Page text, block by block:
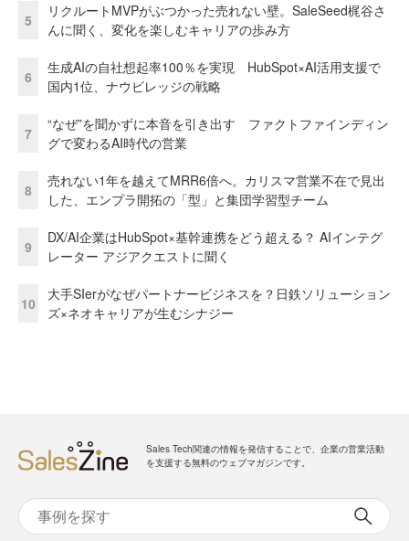
5
リクルートMVPがぶつかった売れない壁。SaleSeed梶谷さ
んに聞く、変化を楽しむキャリアの歩み方
6
生成AIの自社想起率100％を実現 HubSpot×AI活用支援で
国内1位、ナウビレッジの戦略
7
“なぜ”を聞かずに本音を引き出す ファクトファインディン
グで変わるAI時代の営業
8
売れない1年を越えてMRR6倍へ。カリスマ営業不在で見出
した、エンプラ開拓の「型」と集団学習型チーム
9
DX/AI企業はHubSpot×基幹連携をどう超える？ AIインテグ
レーター アジアクエストに聞く
10
大手SIerがなぜパートナービジネスを？日鉄ソリューション
ズ×ネオキャリアが生むシナジー
Sales Tech関連の情報を発信することで、企業の営業活動
を支援する無料のウェブマガジンです。